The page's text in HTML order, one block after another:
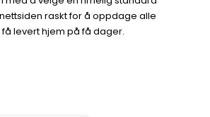
raskt for å oppdage alle
levert hjem på få dager.